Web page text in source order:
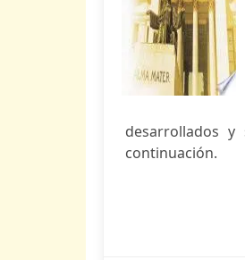
desarrollados
continuación.